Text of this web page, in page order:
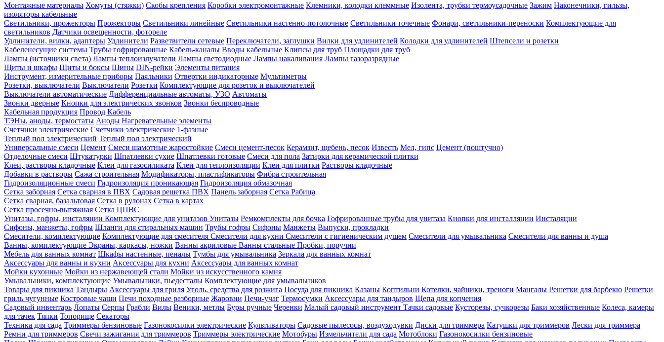
Монтажные материалы Хомуты (стяжки) Скобы крепления Коробки электромонтажные Клемники, колодки клеммные Изолента, трубки термоусадочные Зажим Наконечники, гильзы,
изоляторы кабельные
Светильники, прожекторы Прожекторы Светильники линейные Светильники настенно-потолочные Светильники точечные Фонари, светильники-переноски Комплектующие для
светильников Датчики освещенности, фотореле
Удлинители, вилки, адаптеры Удлинители Разветвители сетевые Переключатели, заглушки Вилки для удлинителей Колодки для удлинителей Штепсели и розетки
Кабеленесущие системы Трубы гофрированные Кабель-каналы Вводы кабельные Клипсы для труб Площадки для труб
Лампы (источники света) Лампы теплоизлучатели Лампы светодиодные Лампы накаливания Лампы газоразрядные
Щиты и шкафы Щиты и боксы Шины DIN-рейки Элементы питания
Инструмент, измерительные приборы Паяльники Отвертки индикаторные Мультиметры
Розетки, выключатели Выключатели Розетки Комплектующие для розеток и выключателей
Выключатели автоматические Дифференциальные автоматы, УЗО Автоматы
Звонки дверные Кнопки для электрических звонков Звонки беспроводные
Кабельная продукция Провод Кабель
ТЭНы, аноды, термостаты Аноды Нагревательные элементы
Счетчики электрические Счетчики электрические 1-фазные
Теплый пол электрический Теплый пол электрический
Универсальные смеси Цемент Смеси шамотные жаростойкие Смеси цемент-песок Керамзит, щебень, песок Известь Мел, гипс Цемент (поштучно)
Отделочные смеси Штукатурки Шпатлевки сухие Шпатлевки готовые Смеси для пола Затирки для керамической плитки
Клеи, растворы кладочные Клеи для газосиликата Клеи для теплоизоляции Клеи для плитки Растворы кладочные
Добавки в растворы Сажа строительная Модификаторы, пластификаторы Фибра строительная
Гидроизоляционные смеси Гидроизоляция проникающая Гидроизоляция обмазочная
Сетка заборная Сетка сварная в ПВХ Садовая решетка ПВХ Панель заборная Сетка Рабица
Сетка сварная, базальтовая Сетка в рулонах Сетка в картах
Сетка просечно-вытяжная Сетка ЦПВС
Унитазы, гофры, инсталяции Комплектующие для унитазов Унитазы Ремкомплекты для бочка Гофрированные трубы для унитаза Кнопки для инсталляции Инсталяции
Сифоны, манжеты, гофры Шланги для стиральных машин Трубы гофры Сифоны Манжеты Выпуски, прокладки
Смесители, комплектующие Комплектующие для смесителя Смесители для кухни Смесители с гигиеническим душем Смесители для умывальника Смесители для ванны и душа
Ванны, комплектующие Экраны, каркасы, ножки Ванны акриловые Ванны стальные Пробки, поручни
Мебель для ванных комнат Шкафы настенные, пеналы Тумбы для умывальника Зеркала для ванных комнат
Аксессуары для ванны и кухни Аксессуары для кухни Аксессуары для ванных комнат
Мойки кухонные Мойки из нержавеющей стали Мойки из искусственного камня
Умывальники, комплектующие Умывальники, пьедесталы Комплектующие для умывальников
Товары для пикника Тандыры Аксессуары для гриля Уголь, средства для розжига Посуда для пикника Казаны Коптильни Котелки, чайники, треноги Мангалы Решетки для барбекю Решетки
гриль чугунные Костровые чаши Печи походные разборные Жаровни Печи-учаг Термосумки Аксессуары для тандыров Щепа для копчения
Садовый инвентарь Лопаты Серпы Грабли Вилы Веники, метлы Буры ручные Черенки Малый садовый инструмент Тачки садовые Кусторезы, сучкорезы Баки хозяйственные Колеса, камеры
для тачек Тяпки Топорище Секаторы
Техника для сада Триммеры бензиновые Газонокосилки электрические Культиваторы Садовые пылесосы, воздуходувки Диски для триммера Катушки для триммеров Лески для триммера
Ремни для триммеров Свечи зажигания для триммеров Триммеры электрические Мотобуры Измельчители для сада Мотоблоки Газонокосилки бензиновые